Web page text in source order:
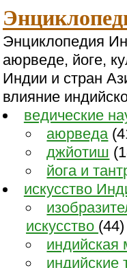
Энциклопедия
аюрведе, йоге,
Индии и стран
влияние
ведические
аюрведа
джйотиш
йога и
искусство
искусство (44)
индийская
индийские